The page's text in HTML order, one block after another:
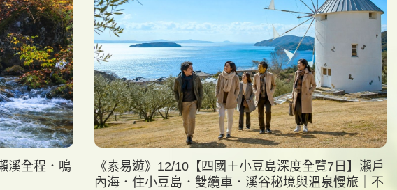
溪全程．鳴
《素易遊》12/10【四國＋小豆島深度全覽7日】瀨戶
內海．住小豆島．雙纜車．溪谷秘境與溫泉慢旅｜不